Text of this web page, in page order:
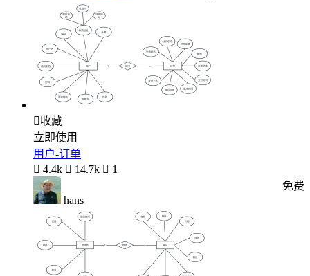
收藏
立即使用
用户-订单
 4.4k  14.7k  1
hans
免费